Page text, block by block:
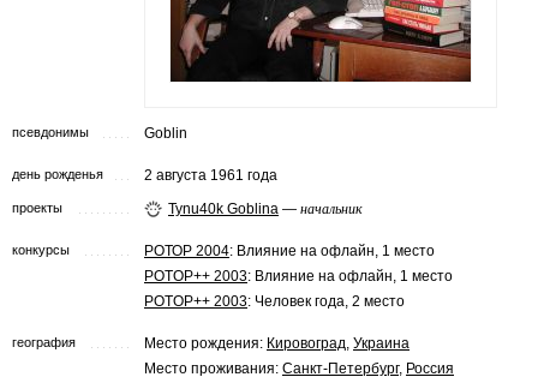
псевдонимы Goblin
день рожденья 2 августа 1961 года
проекты Tynu40k Goblina — начальник
конкурсы РОТОР 2004: Влияние на офлайн, 1 место
POTOP++ 2003: Влияние на офлайн, 1 место
POTOP++ 2003: Человек года, 2 место
география Место рождения: Кировоград, Украина
Место проживания: Санкт-Петербург, Россия